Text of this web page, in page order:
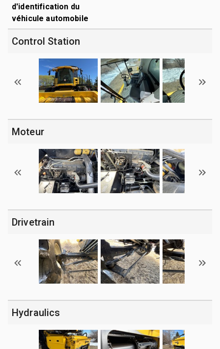
d'identification du
véhicule automobile
Control Station
Moteur
Drivetrain
Hydraulics